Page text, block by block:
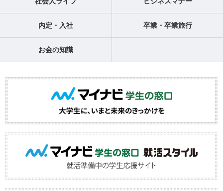
内定・入社 卒業・卒業旅行
お金の知識